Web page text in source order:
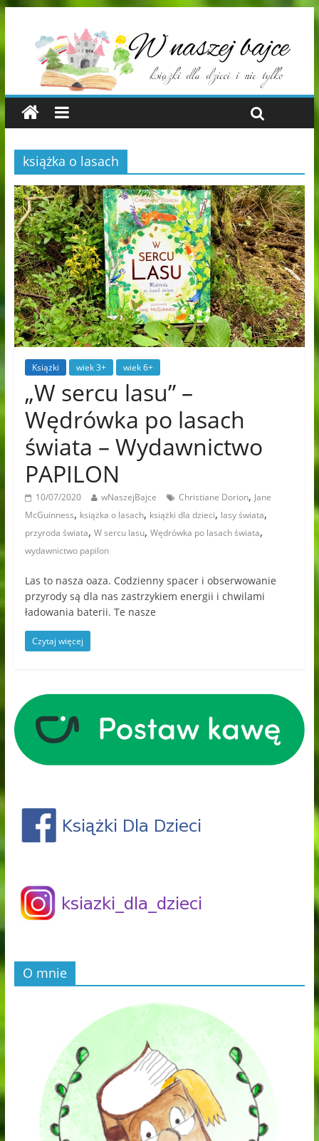
książka o lasach
Książki wiek 3+ wiek 6+
„W sercu lasu” –
Wędrówka po lasach
świata – Wydawnictwo
PAPILON
10/07/2020 wNaszejBajce Christiane Dorion, Jane
McGuinness, książka o lasach, książki dla dzieci, lasy świata,
przyroda świata, W sercu lasu, Wędrówka po lasach świata,
wydawnictwo papilon
Las to nasza oaza. Codzienny spacer i obserwowanie
przyrody są dla nas zastrzykiem energii i chwilami
ładowania baterii. Te nasze
Czytaj więcej
O mnie